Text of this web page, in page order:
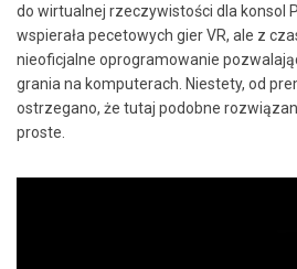
do wirtualnej rzeczywistości dla konsol
wspierała pecetowych gier VR, ale z
nieoficjalne oprogramowanie
grania na komputerach. Niestety, od
ostrzegano, że tutaj podobne
proste.